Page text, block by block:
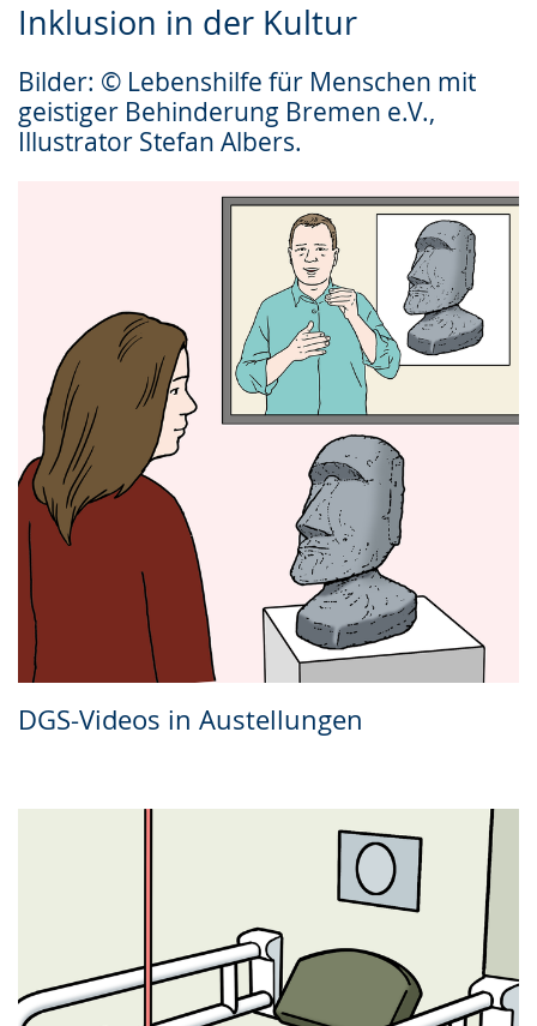
Inklusion in der Kultur
Bilder: © Lebenshilfe für Menschen mit
geistiger Behinderung Bremen e.V.,
Illustrator Stefan Albers.
DGS-Videos in Austellungen